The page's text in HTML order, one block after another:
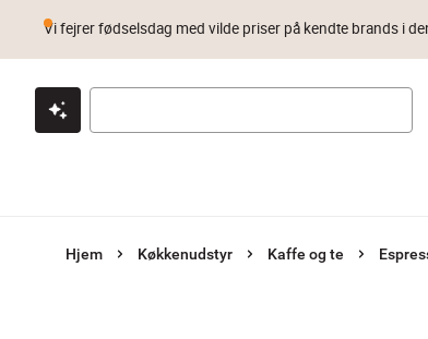
Klik & hent Byt i 1 år Prismatch
Vi fejrer fødselsdag med vilde priser på kendte brands i
Hjem Køkkenudstyr Kaffe og te